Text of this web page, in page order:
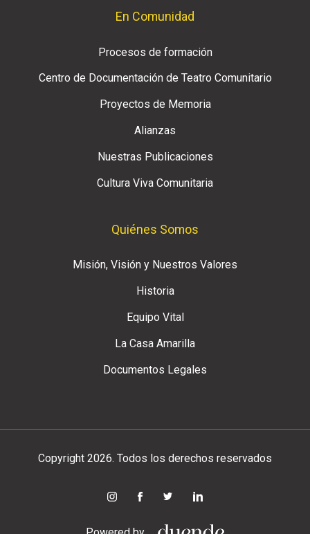
En Comunidad
Procesos de formación
Centro de Documentación de Teatro Comunitario
Proyectos de Memoria
Alianzas
Nuestras Publicaciones
Cultura Viva Comunitaria
Quiénes Somos
Misión, Visión y Nuestros Valores
Historia
Equipo Vital
La Casa Amarilla
Documentos Legales
Copyright 2026. Todos los derechos reservados